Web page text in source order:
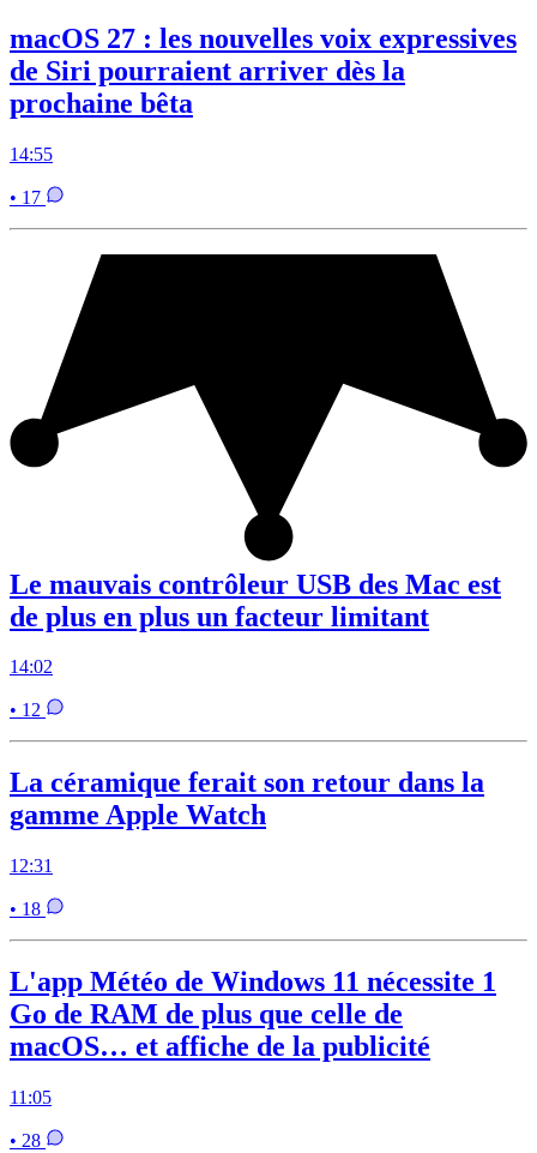
macOS 27 : les nouvelles voix expressives
de Siri pourraient arriver dès la
prochaine bêta
14:55
• 17
Le mauvais contrôleur USB des Mac est
de plus en plus un facteur limitant
14:02
• 12
La céramique ferait son retour dans la
gamme Apple Watch
12:31
• 18
L'app Météo de Windows 11 nécessite 1
Go de RAM de plus que celle de
macOS… et affiche de la publicité
11:05
• 28